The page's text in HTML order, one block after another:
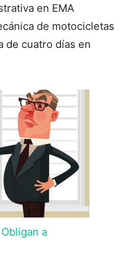
en EMA
de motocicletas
de cuatro días en
a